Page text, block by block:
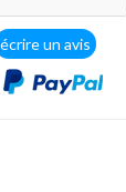
écrire un avis